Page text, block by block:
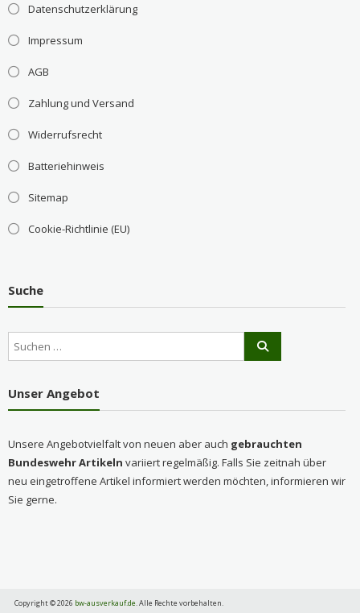
Datenschutzerklärung
Impressum
AGB
Zahlung und Versand
Widerrufsrecht
Batteriehinweis
Sitemap
Cookie-Richtlinie (EU)
Suche
Unser Angebot
Unsere Angebotvielfalt von neuen aber auch gebrauchten
Bundeswehr Artikeln variiert regelmäßig. Falls Sie zeitnah über
neu eingetroffene Artikel informiert werden möchten, informieren wir
Sie gerne.
Copyright © 2026 bw-ausverkauf.de. Alle Rechte vorbehalten.